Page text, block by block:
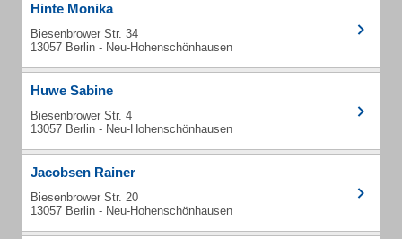
Hinte Monika
Biesenbrower Str. 34
13057 Berlin - Neu-Hohenschönhausen
Huwe Sabine
Biesenbrower Str. 4
13057 Berlin - Neu-Hohenschönhausen
Jacobsen Rainer
Biesenbrower Str. 20
13057 Berlin - Neu-Hohenschönhausen